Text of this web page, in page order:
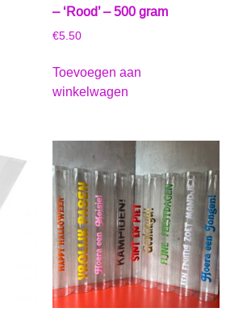
– ‘Rood’ – 500 gram
€5.50
Toevoegen aan
winkelwagen